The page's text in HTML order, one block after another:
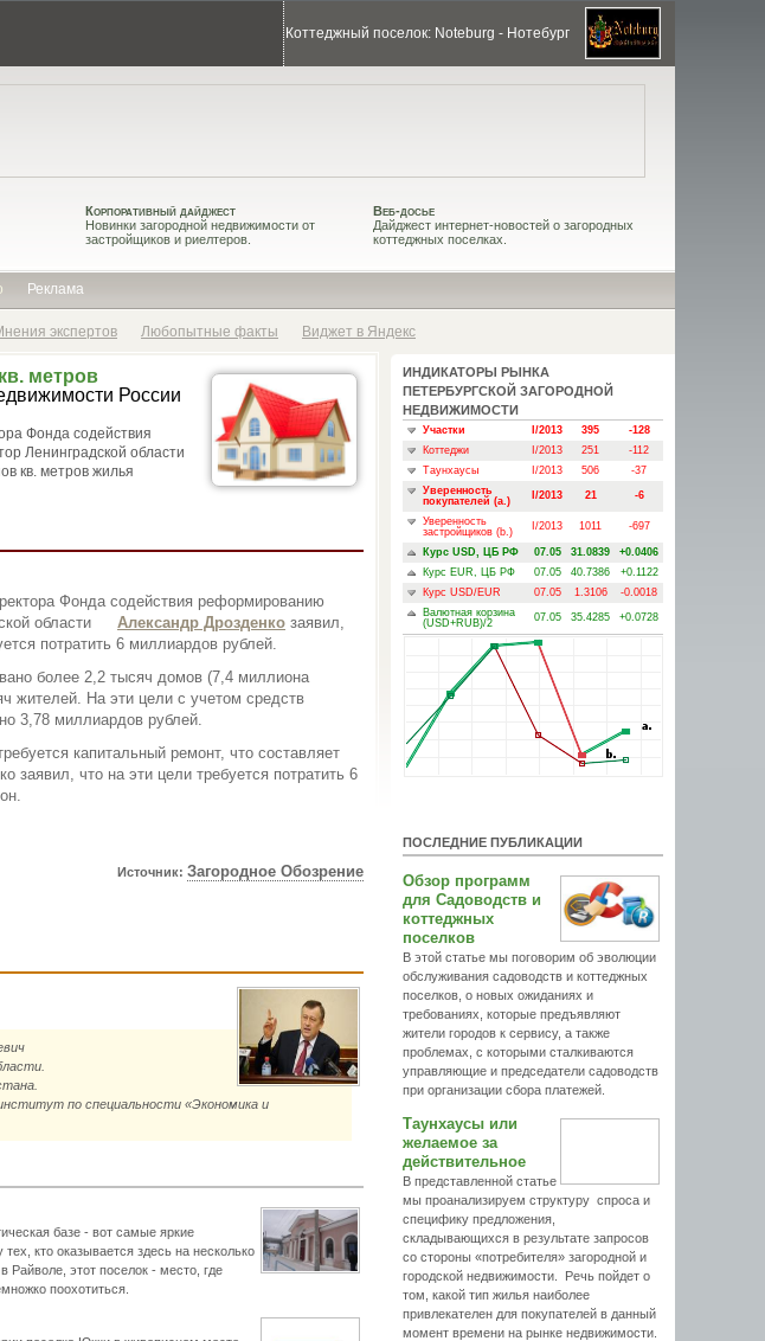
Коттеджный поселок: Noteburg - Нотебург
Корпоративный дайджест
Новинки загородной недвижимости от
застройщиков и риелтеров.
Веб-досье
Дайджест интернет-новостей о загородных
коттеджных поселках.
Реклама
экспертов Любопытные факты Виджет в Яндекс
метров
России
Фонда содействия
Ленинградской области
кв. метров жилья
Фонда содействия реформированию
области
Александр Дрозденко заявил,
потратить 6 миллиардов рублей.
более 2,2 тысяч домов (7,4 миллиона
жителей. На эти цели с учетом средств
3,78 миллиардов рублей.
капитальный ремонт, что составляет
заявил, что на эти цели требуется потратить 6
Источник: Загородное Обозрение
по специальности «Экономика и
базе - вот самые яркие
кто оказывается здесь на несколько
Райволе, этот поселок - место, где
поохотиться.
ИНДИКАТОРЫ РЫНКА
ПЕТЕРБУРГСКОЙ ЗАГОРОДНОЙ
НЕДВИЖИМОСТИ
Участки I/2013 395
-128
Коттеджи
I/2013 251
-112
Таунхаусы
I/2013 506
-37
Уверенность
покупателей (a.)
I/2013 21 -6
Уверенность
застройщиков (b.)
I/2013 1011 -697
Курс USD, ЦБ РФ 07.05 31.0839
+0.0406
Курс EUR, ЦБ РФ
07.05 40.7386
+0.1122
Курс USD/EUR
07.05 1.3106
-0.0018
Валютная корзина
(USD+RUB)/2
07.05 35.4285 +0.0728
ПОСЛЕДНИЕ ПУБЛИКАЦИИ
Обзор программ
для Садоводств и
коттеджных
поселков
В этой статье мы поговорим об эволюции
обслуживания садоводств и коттеджных
поселков, о новых ожиданиях и
требованиях, которые предъявляют
жители городов к сервису, а также
проблемах, с которыми сталкиваются
управляющие и председатели садоводств
при организации сбора платежей.
Таунхаусы или
желаемое за
действительное
В представленной статье
мы проанализируем структуру спроса и
специфику предложения,
складывающихся в результате запросов
со стороны «потребителя» загородной и
городской недвижимости. Речь пойдет о
том, какой тип жилья наиболее
привлекателен для покупателей в данный
момент времени на рынке недвижимости.